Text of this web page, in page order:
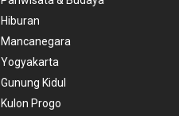
Hiburan
Mancanegara
Yogyakarta
Gunung Kidul
Kulon Progo